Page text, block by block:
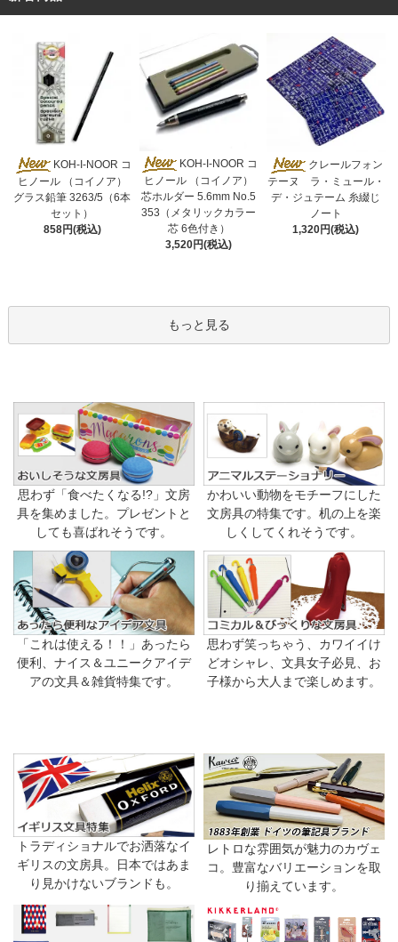
KOH-I-NOOR コ
ヒノール （コイノア）
グラス鉛筆 3263/5（6本
セット）
858円(税込)
KOH-I-NOOR コ
ヒノール （コイノア）
芯ホルダー 5.6mm No.5
353（メタリックカラー
芯 6色付き）
3,520円(税込)
クレールフォン
テーヌ ラ・ミュール・
デ・ジュテーム 糸綴じ
ノート
1,320円(税込)
もっと見る
思わず「食べたくなる!?」文房
具を集めました。プレゼントと
しても喜ばれそうです。
かわいい動物をモチーフにした
文房具の特集です。机の上を楽
しくしてくれそうです。
「これは使える！！」あったら
便利、ナイス＆ユニークアイデ
アの文具＆雑貨特集です。
思わず笑っちゃう、カワイイけ
どオシャレ、文具女子必見、お
子様から大人まで楽しめます。
トラディショナルでお洒落なイ
ギリスの文房具。日本ではあま
り見かけないブランドも。
レトロな雰囲気が魅力のカヴェ
コ。豊富なバリエーションを取
り揃えています。